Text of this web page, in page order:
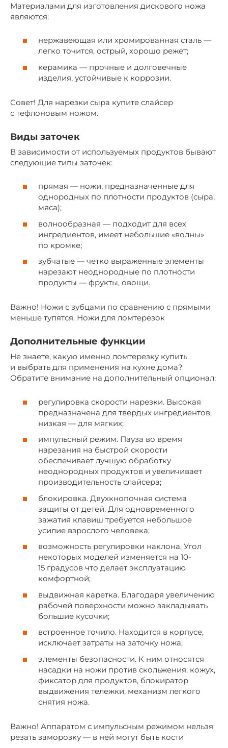
Материалами для изготовления дискового ножа
являются:
нержавеющая или хромированная сталь —
легко точится, острый, хорошо режет;
керамика — прочные и долговечные
изделия, устойчивые к коррозии.
Совет! Для нарезки сыра купите слайсер
с тефлоновым ножом.
Виды заточек
В зависимости от используемых продуктов бывают
следующие типы заточек:
прямая — ножи, предназначенные для
однородных по плотности продуктов (сыра,
мяса);
волнообразная — подходит для всех
ингредиентов, имеет небольшие «волны»
по кромке;
зубчатые — четко выраженные элементы
нарезают неоднородные по плотности
продукты — фрукты, овощи.
Важно! Ножи с зубцами по сравнению с прямыми
меньше тупятся. Ножи для ломтерезок
Дополнительные функции
Не знаете, какую именно ломтерезку купить
и выбрать для применения на кухне дома?
Обратите внимание на дополнительный опционал:
регулировка скорости нарезки. Высокая
предназначена для твердых ингредиентов,
низкая — для мягких;
импульсный режим. Пауза во время
нарезания на быстрой скорости
обеспечивает лучшую обработку
неоднородных продуктов и увеличивает
производительность слайсера;
блокировка. Двухкнопочная система
защиты от детей. Для одновременного
зажатия клавиш требуется небольшое
усилие взрослого человека;
возможность регулировки наклона. Угол
некоторых моделей изменяется на 10-
15 градусов что делает эксплуатацию
комфортной;
выдвижная каретка. Благодаря увеличению
рабочей поверхности можно закладывать
большие кусочки;
встроенное точило. Находится в корпусе,
исключает затраты на заточку ножа;
элементы безопасности. К ним относятся
насадки на ножи против скольжения, кожух,
фиксатор для продуктов, блокиратор
выдвижения тележки, механизм легкого
снятия ножа.
Важно! Аппаратом с импульсным режимом нельзя
резать заморозку — в ней могут быть кости